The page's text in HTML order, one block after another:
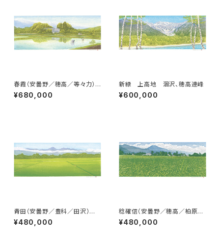
春霞（安曇野／穂高／等々力）
爺ヶ岳、鹿島槍、五竜岳
¥680,000
新緑 上高地 涸沢、穂高連峰
¥600,000
青田（安曇野／豊科／田沢）常
念岳
¥480,000
稔確信（安曇野／穂高／柏原）
有明山
¥480,000